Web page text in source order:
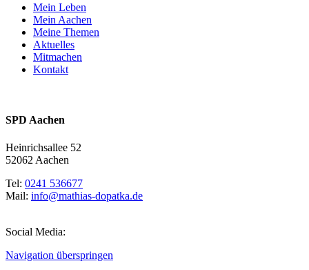
Mein Leben
Mein Aachen
Meine Themen
Aktuelles
Mitmachen
Kontakt
SPD Aachen
Heinrichsallee 52
52062 Aachen
Tel: 0241 536677
Mail: info@mathias-dopatka.de
Social Media:
Navigation überspringen